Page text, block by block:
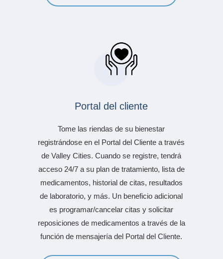
Portal del cliente
Tome las riendas de su bienestar
registrándose en el Portal del Cliente a través
de Valley Cities. Cuando se registre, tendrá
acceso 24/7 a su plan de tratamiento, lista de
medicamentos, historial de citas, resultados
de laboratorio, y más. Un beneficio adicional
es programar/cancelar citas y solicitar
reposiciones de medicamentos a través de la
función de mensajería del Portal del Cliente.